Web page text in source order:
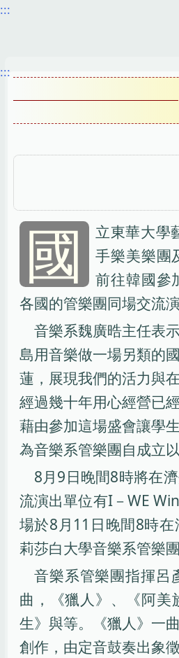
跳
要
區
:::
:::
國
立東華大學
手樂美樂團
前往韓國參
各國的管樂團同場交流演
音樂系魏廣晧主任表
島用音樂做一場另類的
蓮，展現我們的活力與
經過幾十年用心經營已
藉由參加這場盛會讓學
為音樂系管樂團自成立
8月9日晚間8時將在
流演出單位有I－WE
場於8月11日晚間8時
莉莎白大學音樂系管樂
音樂系管樂團指揮呂
曲，《獵人》、《阿美
生》與等。《獵人》一
創作，由定音鼓奏出象